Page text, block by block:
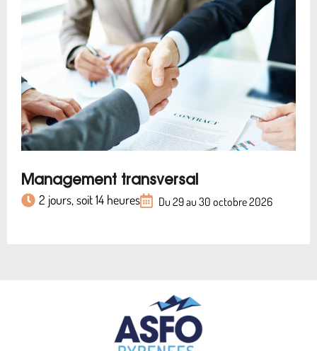
Management transversal
2 jours, soit 14 heures Du 29 au 30 octobre 2026